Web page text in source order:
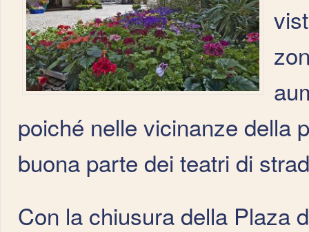
poiché nelle vicinanze della
buona parte dei teatri di
Con la chiusura della Plaza